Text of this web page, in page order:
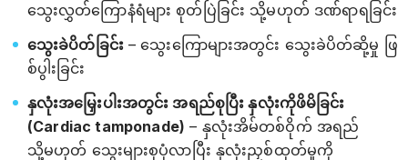
သွေးလွှတ်ကြောနံရံများ စုတ်ပြဲခြင်း သို့မဟုတ် ဒဏ်ရာရခြင်း
သွေးခဲပိတ်ခြင်း– သွေးကြောများအတွင်း သွေးခဲပိတ်ဆို့မှု ဖြ
စ်ပွါးခြင်း
နှလုံးအမြှေးပါးအတွင်း အရည်စုပြီး နှလုံးကိုဖိမိခြင်း
(Cardiac tamponade) – နှလုံးအိမ်တစ်ဝိုက် အရည်
သို့မဟုတ် သွေးများစုပုံလာပြီး နှလုံးညှစ်ထုတ်မှုကို